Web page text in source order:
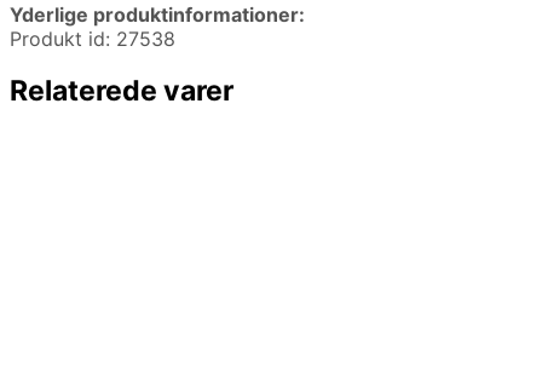
Yderlige produktinformationer:
Produkt id: 27538
Relaterede varer